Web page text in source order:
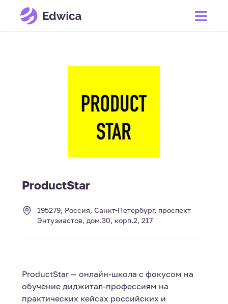
ProductStar
195279, Россия, Санкт-Петербург, проспект
Энтузиастов, дом.30, корп.2, 217
ProductStar — онлайн-школа с фокусом на
обучение диджитал-профессиям на
практических кейсах российских и